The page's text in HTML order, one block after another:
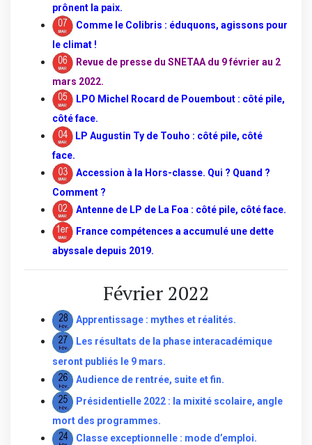
prônent la paix.
Comme le Colibris : éduquons, agissons pour
le climat !
Revue de presse du SNETAA du 9 février au 2
mars 2022.
LPO Michel Rocard de Pouembout : côté pile,
côté face.
LP Augustin Ty de Touho : côté pile, côté
face.
Accession à la Hors-classe. Qui ? Quand ?
Comment ?
Antenne de LP de La Foa : côté pile, côté face.
France compétences a accumulé une dette
abyssale depuis 2019.
Février 2022
Apprentissage : mythes et réalités.
Les résultats de la phase interacadémique
seront publiés le 9 mars.
Audience de rentrée, suite et fin.
Présidentielle 2022 : la mixité scolaire, angle
mort des programmes.
Classe exceptionnelle : mode d’emploi.